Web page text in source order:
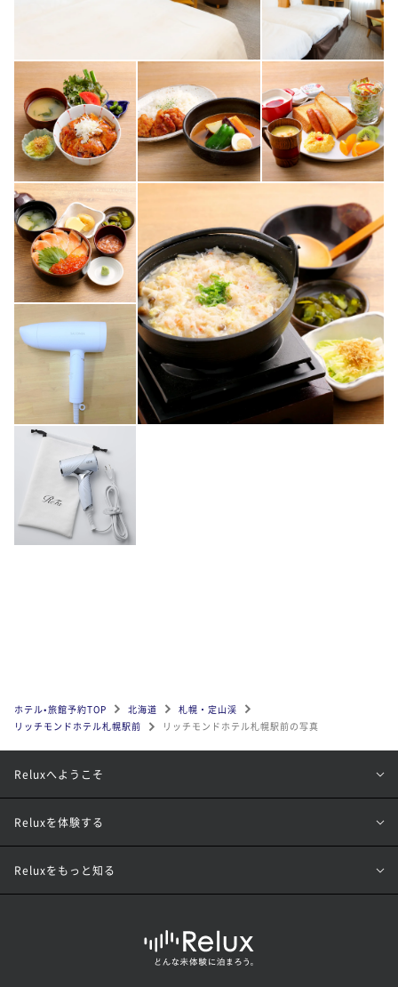
ホテル•旅館予約TOP 北海道
札幌・定山渓
リッチモンドホテル札幌駅前
リッチモンドホテル札幌駅前の写真
Reluxへようこそ
Reluxを体験する
Reluxをもっと知る